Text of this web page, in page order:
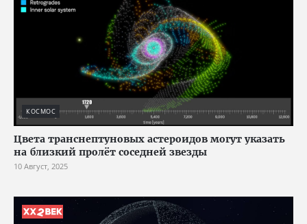
КОСМОС
Цвета транснептуновых астероидов могут указать
на близкий пролёт соседней звезды
10 Август, 2025